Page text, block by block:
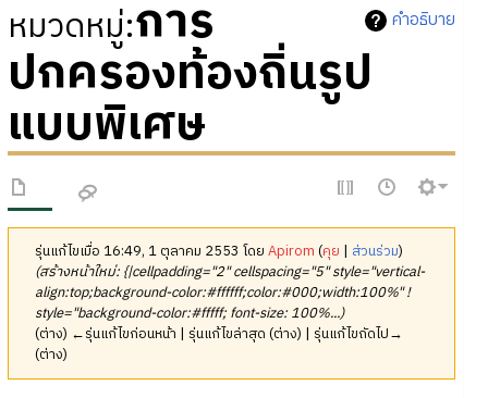
คำอธิบาย
หมวดหมู่:การ
ปกครองท้องถิ่นรูป
แบบพิเศษ
รุ่นแก้ไขเมื่อ 16:49, 1 ตุลาคม 2553 โดยApirom (คุย | ส่วนร่วม)
(สร้างหน้าใหม่: {|cellpadding="2" cellspacing="5" style="vertical-
align:top;background-color:#ffffff;color:#000;width:100%" !
style="background-color:#fffff; font-size: 100%...)
(ต่าง) ←รุ่นแก้ไขก่อนหน้า | รุ่นแก้ไขล่าสุด (ต่าง) | รุ่นแก้ไขถัดไป→
(ต่าง)